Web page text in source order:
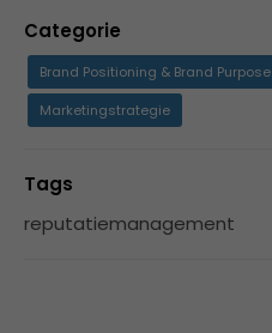
Categorie
Brand Positioning & Brand Purpose
Marketingstrategie
Tags
reputatiemanagement